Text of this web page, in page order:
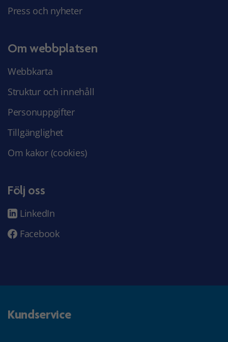
Press och nyheter
Om webbplatsen
Webbkarta
Struktur och innehåll
Personuppgifter
Tillgänglighet
Om kakor (cookies)
Följ oss
LinkedIn
Facebook
Kundservice